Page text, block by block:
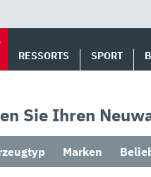
RESSORTS SPORT
Sie Ihren
Marken